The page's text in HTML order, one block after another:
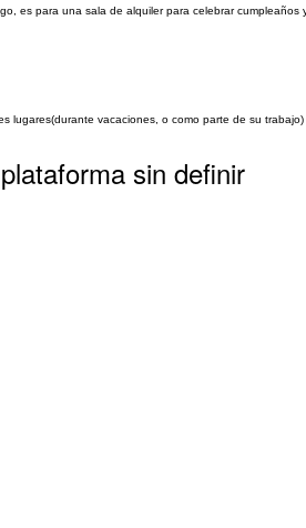
es para una sala de alquiler para celebrar cumpleaños
lugares(durante vacaciones, o como parte de su trabajo)
sin definir